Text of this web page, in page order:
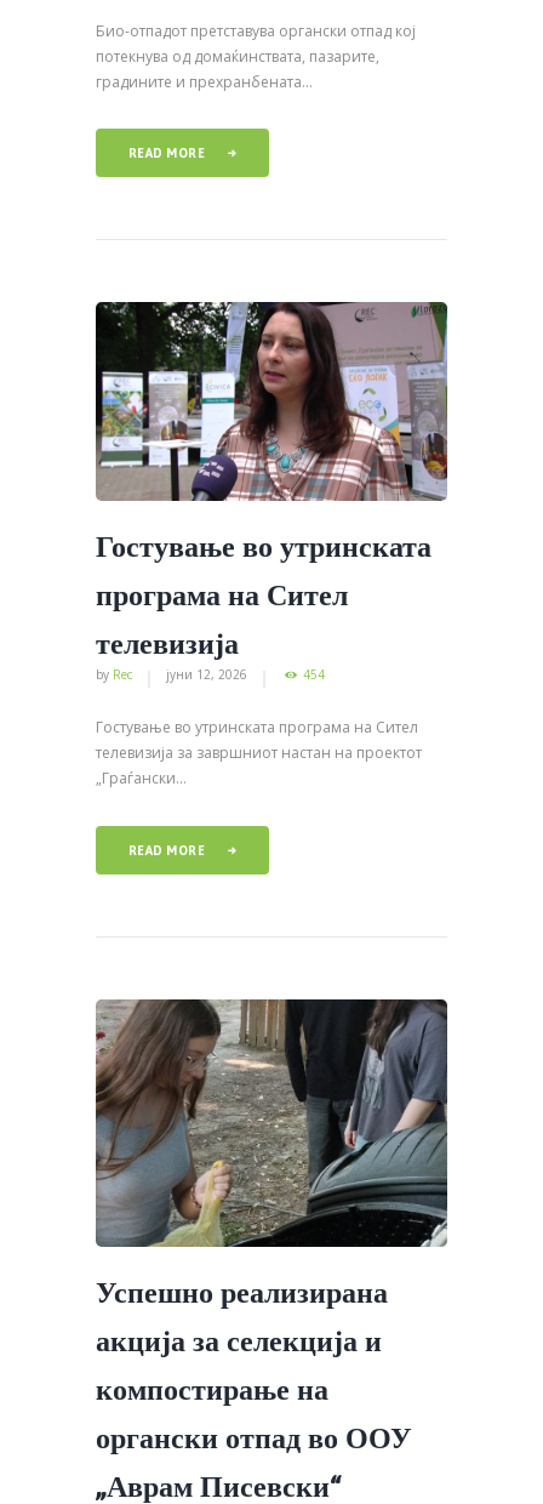
Био-отпадот претставува органски отпад кој
потекнува од домаќинствата, пазарите,
градините и прехранбената...
READ MORE
Гостување во утринската
програма на Сител
телевизија
by Rec јуни 12, 2026 454
Гостување во утринската програма на Сител
телевизија за завршниот настан на проектот
„Граѓански...
READ MORE
Успешно реализирана
акција за селекција и
компостирање на
органски отпад во ООУ
„Аврам Писевски“